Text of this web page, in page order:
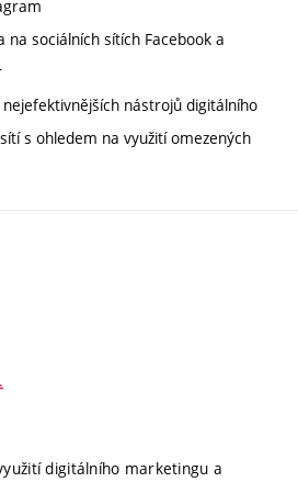
na sociálních sítích Facebook a
nástrojů digitálního
s ohledem na využití omezených
digitálního marketingu a